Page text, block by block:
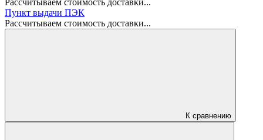
Пункт выдачи ПЭК
Рассчитываем стоимость доставки...
К сравнению